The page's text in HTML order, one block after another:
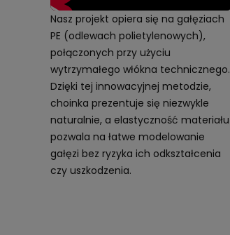
Nasz projekt opiera się na gałęziach
PE (odlewach polietylenowych),
połączonych przy użyciu
wytrzymałego włókna technicznego.
Dzięki tej innowacyjnej metodzie,
choinka prezentuje się niezwykle
naturalnie, a elastyczność materiału
pozwala na łatwe modelowanie
gałęzi bez ryzyka ich odkształcenia
czy uszkodzenia.